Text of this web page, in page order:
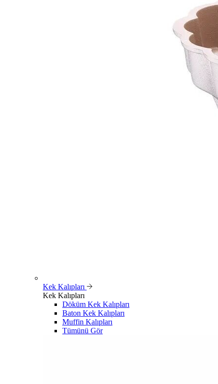
Kek Kalıpları
Kek Kalıpları
Döküm Kek Kalıpları
Baton Kek Kalıpları
Muffin Kalıpları
Tümünü Gör